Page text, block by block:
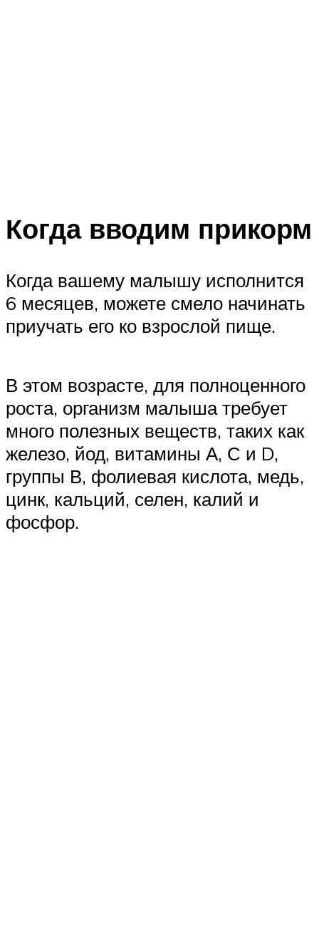
Когда вводим прикорм
Когда вашему малышу исполнится
6 месяцев, можете смело начинать
приучать его ко взрослой пище.
В этом возрасте, для полноценного
роста, организм малыша требует
много полезных веществ, таких как
железо, йод, витамины А, С и D,
группы В, фолиевая кислота, медь,
цинк, кальций, селен, калий и
фосфор.